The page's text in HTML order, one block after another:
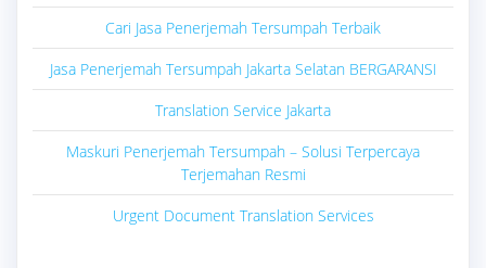
Cari Jasa Penerjemah Tersumpah Terbaik
Jasa Penerjemah Tersumpah Jakarta Selatan BERGARANSI
Translation Service Jakarta
Maskuri Penerjemah Tersumpah – Solusi Terpercaya
Terjemahan Resmi
Urgent Document Translation Services